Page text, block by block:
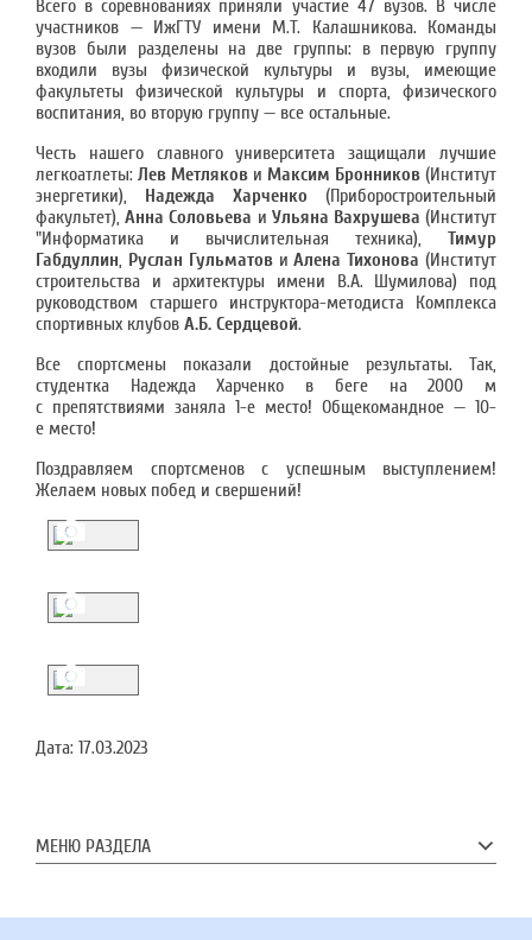
Всего в соревнованиях приняли участие 47 вузов. В числе
участников — ИжГТУ имени М.Т. Калашникова. Команды
вузов были разделены на две группы: в первую группу
входили вузы физической культуры и вузы, имеющие
факультеты физической культуры и спорта, физического
воспитания, во вторую группу — все остальные.
Честь нашего славного университета защищали лучшие
легкоатлеты: Лев Метляков и Максим Бронников (Институт
энергетики), Надежда Харченко (Приборостроительный
факультет),Анна Соловьева и Ульяна Вахрушева (Институт
"Информатика и вычислительная техника), Тимур
Габдуллин, Руслан Гульматов иАлена Тихонова(Институт
строительства и архитектуры имени В.А. Шумилова) под
руководством старшего инструктора-методиста Комплекса
спортивных клубов А.Б. Сердцевой.
Все спортсмены показали достойные результаты. Так,
студентка Надежда Харченко в беге на 2000 м
с препятствиями заняла 1-е место! Общекомандное — 10-
е место!
Поздравляем спортсменов с успешным выступлением!
Желаем новых побед и свершений!
Дата: 17.03.2023
МЕНЮ РАЗДЕЛА